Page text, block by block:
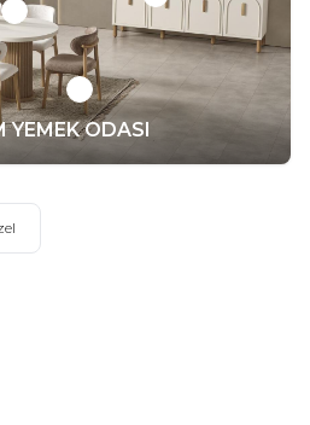
YEMEK ODASI
+
+